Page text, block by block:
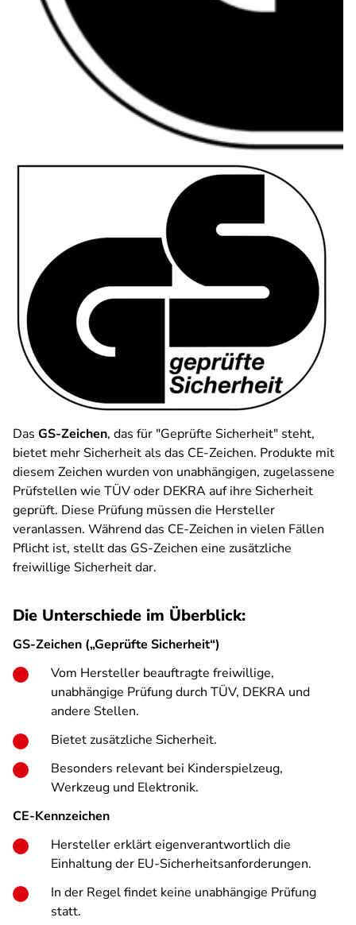
Das GS-Zeichen, das für "Geprüfte Sicherheit" steht,
bietet mehr Sicherheit als das CE-Zeichen. Produkte mit
diesem Zeichen wurden von unabhängigen, zugelassene
Prüfstellen wie TÜV oder DEKRA auf ihre Sicherheit
geprüft. Diese Prüfung müssen die Hersteller
veranlassen. Während das CE-Zeichen in vielen Fällen
Pflicht ist, stellt das GS-Zeichen eine zusätzliche
freiwillige Sicherheit dar.
Die Unterschiede im Überblick:
GS-Zeichen („Geprüfte Sicherheit“)
Vom Hersteller beauftragte freiwillige,
unabhängige Prüfung durch TÜV, DEKRA und
andere Stellen.
Bietet zusätzliche Sicherheit.
Besonders relevant bei Kinderspielzeug,
Werkzeug und Elektronik.
CE-Kennzeichen
Hersteller erklärt eigenverantwortlich die
Einhaltung der EU-Sicherheitsanforderungen.
In der Regel findet keine unabhängige Prüfung
statt.